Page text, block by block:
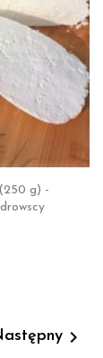
g) -
